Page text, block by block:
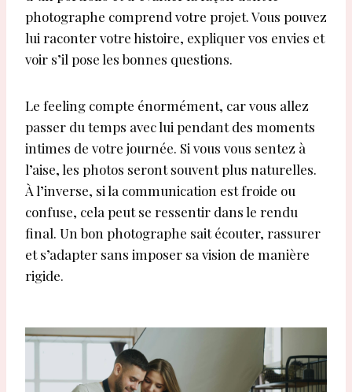
photographe comprend votre projet. Vous pouvez
lui raconter votre histoire, expliquer vos envies et
voir s’il pose les bonnes questions.
Le feeling compte énormément, car vous allez
passer du temps avec lui pendant des moments
intimes de votre journée. Si vous vous sentez à
l’aise, les photos seront souvent plus naturelles.
À l’inverse, si la communication est froide ou
confuse, cela peut se ressentir dans le rendu
final. Un bon photographe sait écouter, rassurer
et s’adapter sans imposer sa vision de manière
rigide.